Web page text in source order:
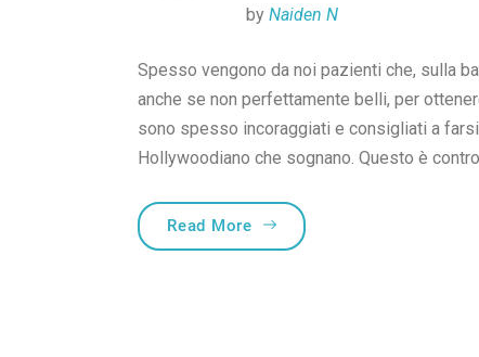
by Naiden N
Spesso vengono da noi pazienti che, sulla
anche se non perfettamente belli, per
sono spesso incoraggiati e consigliati a
Hollywoodiano che sognano. Questo è
Read More“Estrazione dei denti e